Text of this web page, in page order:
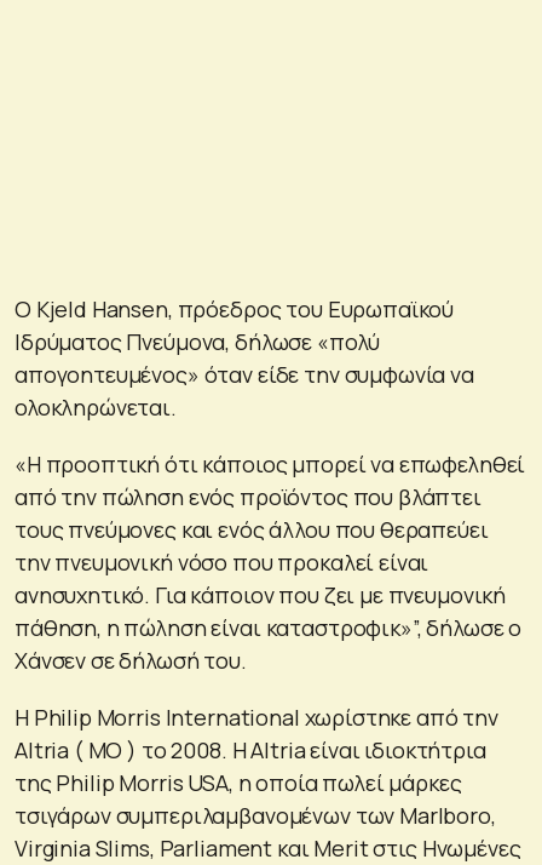
Ο Kjeld Hansen, πρόεδρος του Ευρωπαϊκού
Ιδρύματος Πνεύμονα, δήλωσε «πολύ
απογοητευμένος» όταν είδε την συμφωνία να
ολοκληρώνεται.
«Η προοπτική ότι κάποιος μπορεί να επωφεληθεί
από την πώληση ενός προϊόντος που βλάπτει
τους πνεύμονες και ενός άλλου που θεραπεύει
την πνευμονική νόσο που προκαλεί είναι
ανησυχητικό. Για κάποιον που ζει με πνευμονική
πάθηση, η πώληση είναι καταστροφικ»”, δήλωσε ο
Χάνσεν σε δήλωσή του.
Η Philip Morris International χωρίστηκε από την
Altria ( MO ) το 2008. Η Altria είναι ιδιοκτήτρια
της Philip Morris USA, η οποία πωλεί μάρκες
τσιγάρων συμπεριλαμβανομένων των Marlboro,
Virginia Slims, Parliament και Merit στις Ηνωμένες